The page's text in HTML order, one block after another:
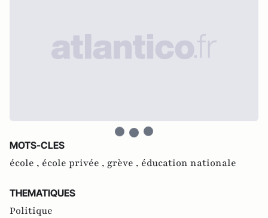
MOTS-CLES
école , école privée , grève , éducation nationale
THEMATIQUES
Politique